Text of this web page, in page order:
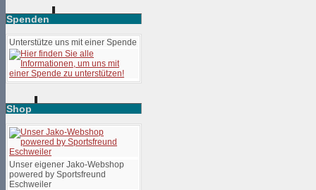
Spenden
Unterstütze uns mit einer Spende
Shop
Unser eigener Jako-Webshop
powered by Sportsfreund
Eschweiler